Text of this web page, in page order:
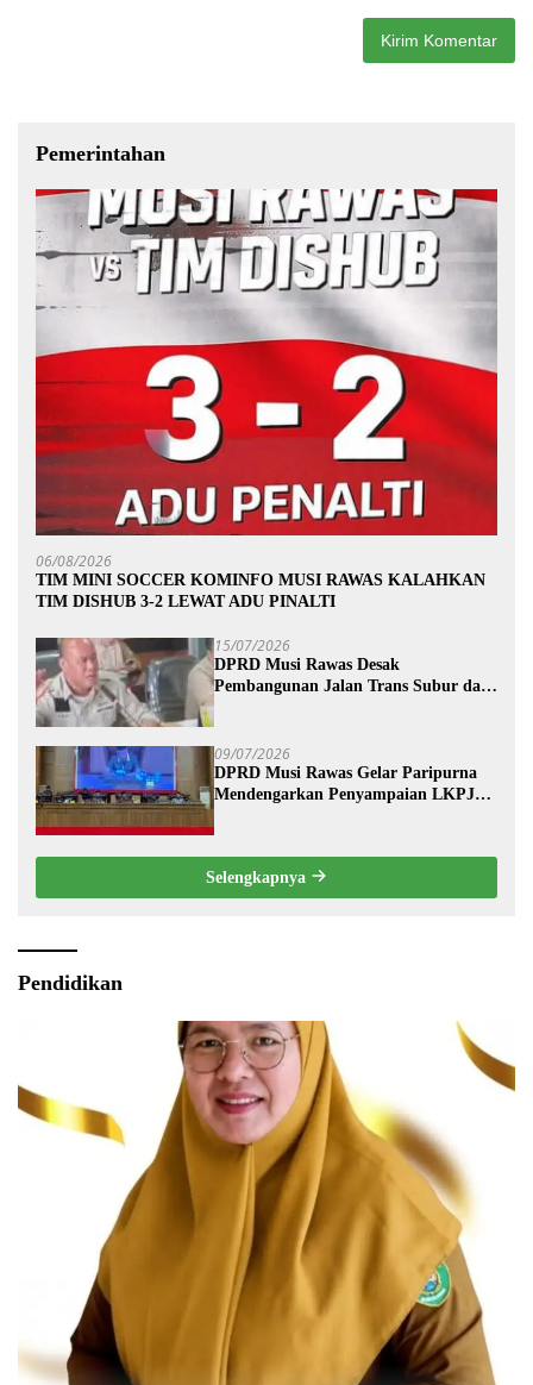
Pemerintahan
06/08/2026
TIM MINI SOCCER KOMINFO MUSI RAWAS KALAHKAN
TIM DISHUB 3-2 LEWAT ADU PINALTI
15/07/2026
DPRD Musi Rawas Desak
Pembangunan Jalan Trans Subur dan
09/07/2026
DPRD Musi Rawas Gelar Paripurna
Mendengarkan Penyampaian LKPJ
Selengkapnya
Pendidikan